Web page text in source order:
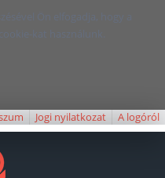
Ön elfogadja, hogy a
kat használunk.
Jogi nyilatkozat A logóról